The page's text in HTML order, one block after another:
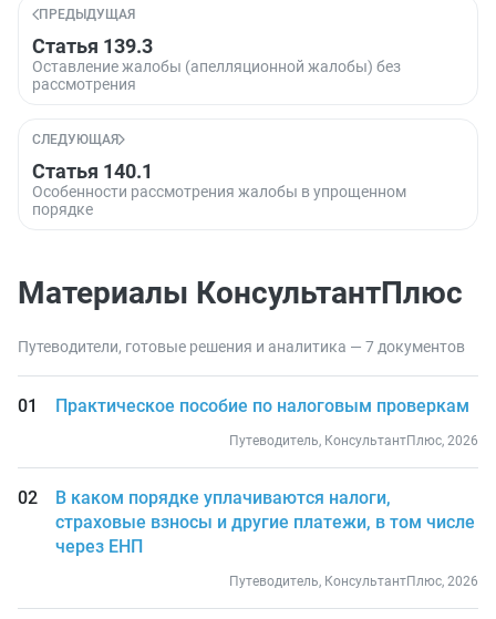
ПРЕДЫДУЩАЯ
Статья 139.3
Оставление жалобы (апелляционной жалобы) без
рассмотрения
СЛЕДУЮЩАЯ
Статья 140.1
Особенности рассмотрения жалобы в упрощенном
порядке
Материалы КонсультантПлюс
Путеводители, готовые решения и аналитика — 7 документов
Практическое пособие по налоговым проверкам
Путеводитель, КонсультантПлюс, 2026
В каком порядке уплачиваются налоги,
страховые взносы и другие платежи, в том числе
через ЕНП
Путеводитель, КонсультантПлюс, 2026